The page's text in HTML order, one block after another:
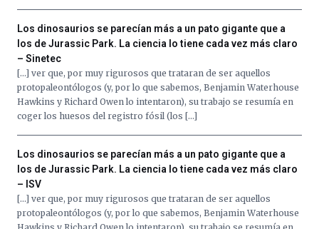
Los dinosaurios se parecían más a un pato gigante que a
los de Jurassic Park. La ciencia lo tiene cada vez más claro
– Sinetec
[…] ver que, por muy rigurosos que trataran de ser aquellos
protopaleontólogos (y, por lo que sabemos, Benjamin Waterhouse
Hawkins y Richard Owen lo intentaron), su trabajo se resumía en
coger los huesos del registro fósil (los […]
Los dinosaurios se parecían más a un pato gigante que a
los de Jurassic Park. La ciencia lo tiene cada vez más claro
– ISV
[…] ver que, por muy rigurosos que trataran de ser aquellos
protopaleontólogos (y, por lo que sabemos, Benjamin Waterhouse